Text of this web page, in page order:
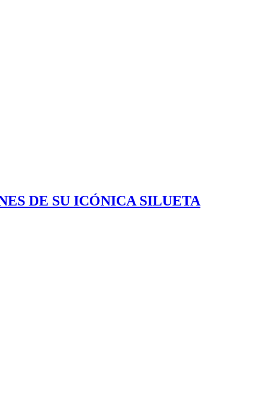
DE SU ICÓNICA SILUETA